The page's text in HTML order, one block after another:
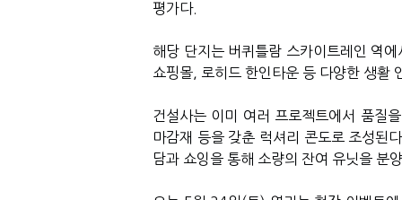
평가다.
해당 단지는 버퀴틀람 스카이트레인 역
쇼핑몰, 로히드 한인타운 등 다양한 생활
건설사는 이미 여러 프로젝트에서 품질
마감재 등을 갖춘 럭셔리 콘도로 조성된
담과 쇼잉을 통해 소량의 잔여 유닛을 분